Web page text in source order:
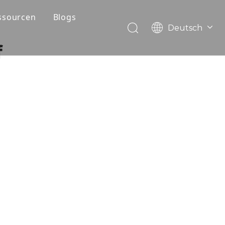
Blogs
Deutsch
Português